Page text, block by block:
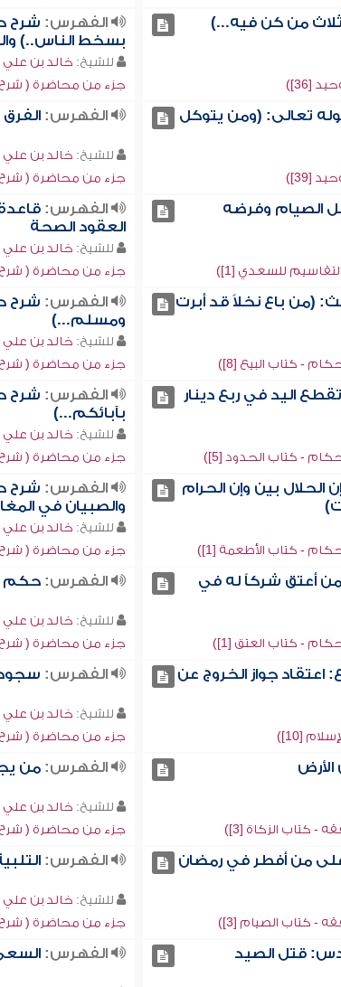
من كن فيه...)
[36])
الفهرس: شرح
بسخط الناس..)
للشيخ: خالد بن
جزء من محاضرة ( شرح
تعالى: (ومن يتوكل
[39])
الفهرس:
للشيخ: خالد بن
جزء من محاضرة ( شرح
الصيام وفرضه
للسعدي [1])
الفهرس:
العقود الصحة
للشيخ: خالد بن
جزء من محاضرة ( شرح
(من باع نخلاً قد أبرت
- كتاب البيع [8])
الفهرس: شرح
ومسلم...)
للشيخ: خالد بن
جزء من محاضرة ( شرح
اليد في ربع دينار
- كتاب الحدود [5])
الفهرس: شرح
بآبائكم...)
للشيخ: خالد بن
جزء من محاضرة ( شرح
بين وإن الحرام
- كتاب الأطعمة [1])
الفهرس: شرح
والصبيان في
للشيخ: خالد بن
جزء من محاضرة ( شرح
أعتق شركاً له في
- كتاب العتق [1])
الفهرس: حكم
للشيخ: خالد بن
جزء من محاضرة ( شرح
اعتقاد جواز الخروج عن
[10])
الفهرس:
للشيخ: خالد بن
جزء من محاضرة ( شرح
الأرض
كتاب الزكاة [3])
الفهرس: من
للشيخ: خالد بن
جزء من محاضرة ( شرح
من أفطر في رمضان
- كتاب الصيام [3])
الفهرس:
للشيخ: خالد بن
جزء من محاضرة ( شرح
قتل الصيد الفهرس: